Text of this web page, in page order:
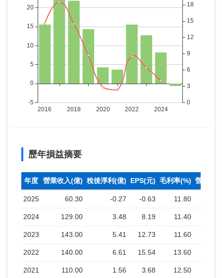
歷年損益摘要
年度 營業收入(億) 稅後淨利(億) EPS(元) 毛利率(%) 營業利
2025 60.30 -0.27 -0.63 11.80
2024 129.00 3.48 8.19 11.40
2023 143.00 5.41 12.73 11.60
2022 140.00 6.61 15.54 13.60
2021 110.00 1.56 3.68 12.50